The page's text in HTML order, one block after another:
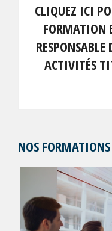
CLIQUEZ ICI
FORMATION
RESPONSABLE
ACTIVITÉS
NOS FORMATIONS